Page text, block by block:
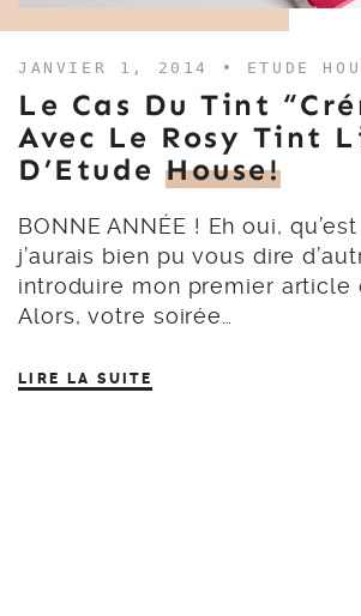
JANVIER 1, 2014 • ETUDE
Le Cas Du Tint
Avec Le Rosy Tint
D’Etude House!
BONNE ANNÉE ! Eh oui,
j’aurais bien pu vous dire
introduire mon premier article
Alors, votre soirée…
LIRE LA SUITE